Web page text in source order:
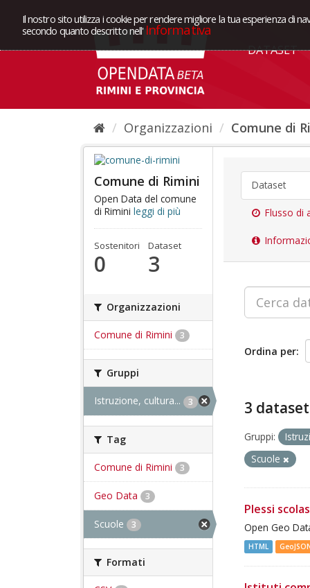
Il nostro sito utilizza i cookie per rendere migliore la tua esperienza di
secondo quanto descritto nell' Informativa
DATASET
Organizzazioni Comune di
Comune di Rimini
Open Data del comune
di Rimini leggi di più
Sostenitori
0
Dataset
3
Organizzazioni
Comune di Rimini 3
Gruppi
Istruzione, cultura... 3
Tag
Comune di Rimini 3
Geo Data 3
Scuole 3
Formati
Dataset
Flusso di
Ordina per
3
Gruppi:
Scuole
Plessi
Open Geo
HTML